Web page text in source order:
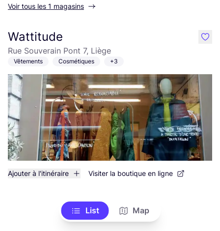
Voir tous les 1 magasins
Wattitude
Rue Souverain Pont 7, Liège
Vêtements Cosmétiques +3
Ajouter à l'itinéraire Visiter la boutique en ligne
like
List Map